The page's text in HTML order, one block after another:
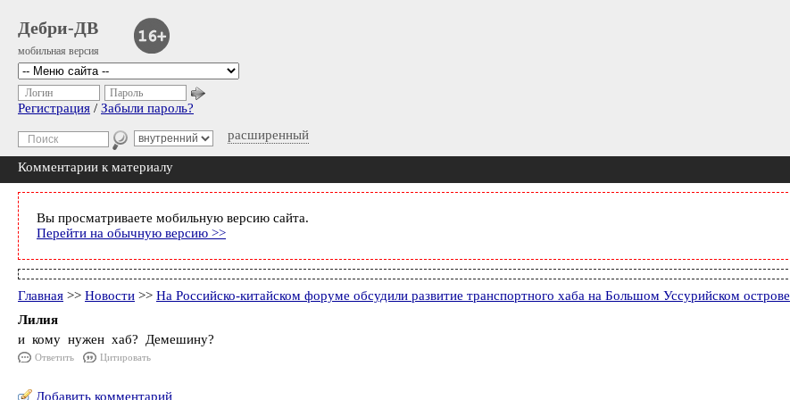
Дебри-ДВ
мобильная версия
расширенный
Логин Пароль
Регистрация / Забыли пароль?
Комментарии к материалу
Вы просматриваете мобильную версию сайта.
Перейти на обычную версию >>
Главная >> Новости >> На Российско-китайском форуме обсудили развитие транспортного хаба на Большом Уссурийском острове
Лилия
и кому нужен хаб? Демешину?
Ответить Цитировать
Добавить комментарий